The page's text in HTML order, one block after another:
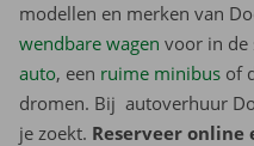
modellen en merken van
wendbare wagen voor in de
auto, een ruime minibus of
dromen. Bij autoverhuur
je zoekt. Reserveer online